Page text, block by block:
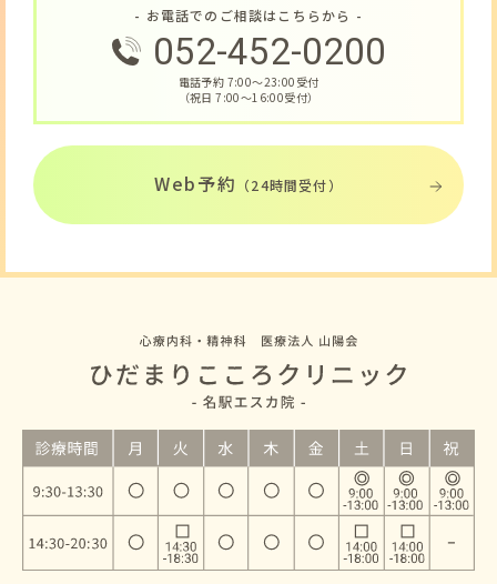
- お電話でのご相談はこちらから -
052-452-0200
電話予約 7:00〜23:00受付
（祝日 7:00〜16:00受付）
Web予約 （24時間受付）